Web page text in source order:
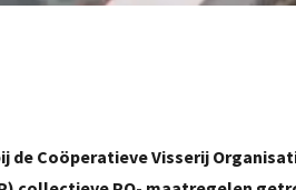
de Coöperatieve Visserij